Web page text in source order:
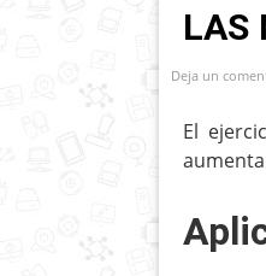
LAS
Deja un
El